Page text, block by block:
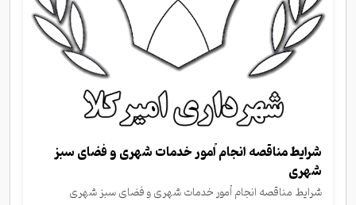
شرایط مناقصه انجام اُمور خدمات شهری و فضای سبز
شهری
شرایط مناقصه انجام اُمور خدمات شهری و فضای سبز شهری